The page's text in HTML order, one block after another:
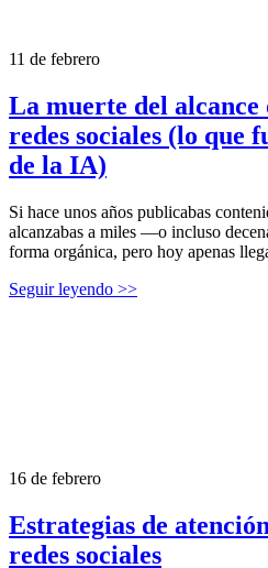
11 de febrero
La muerte del alcance
redes sociales (lo que
de la IA)
Si hace unos años publicabas
alcanzabas a miles —o incluso
forma orgánica, pero hoy apenas
Seguir leyendo >>
16 de febrero
Estrategias de
redes sociales